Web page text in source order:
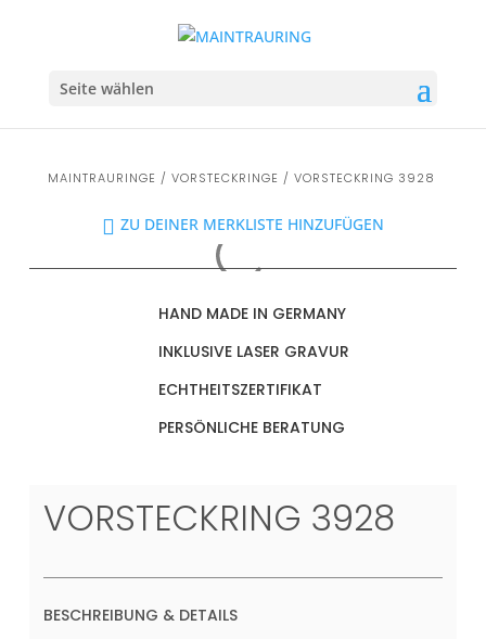
Seite wählen
MAINTRAURINGE /VORSTECKRINGE / VORSTECKRING 3928
ZU DEINER MERKLISTE HINZUFÜGEN
HAND MADE IN GERMANY
INKLUSIVE LASER GRAVUR
ECHTHEITSZERTIFIKAT
PERSÖNLICHE BERATUNG
VORSTECKRING 3928
BESCHREIBUNG & DETAILS